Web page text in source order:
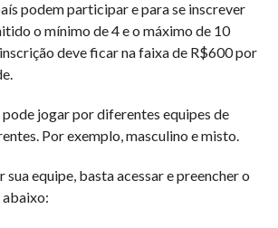
podem participar e para se inscrever
o mínimo de 4 e o máximo de 10
deve ficar na faixa de R$600 por
jogar por diferentes equipes de
Por exemplo, masculino e misto.
sua equipe, basta acessar e preencher o